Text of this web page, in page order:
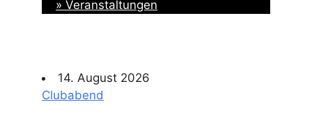
» Veranstaltungen
14. August 2026
Clubabend